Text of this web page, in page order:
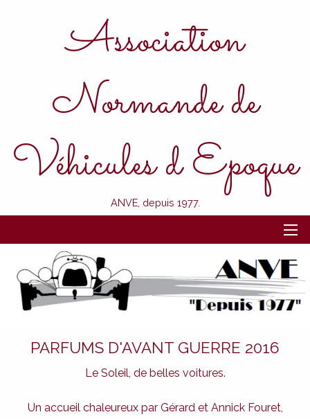
Association
Normande de
Véhicules d Epoque
ANVE, depuis 1977.
PARFUMS D'AVANT GUERRE 2016
Le Soleil, de belles voitures.
Un accueil chaleureux par Gérard et Annick Fouret,